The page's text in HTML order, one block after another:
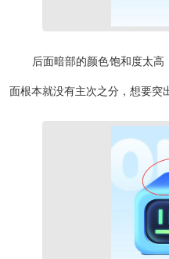
后面暗部的颜色饱和度太
面根本就没有主次之分，想要突